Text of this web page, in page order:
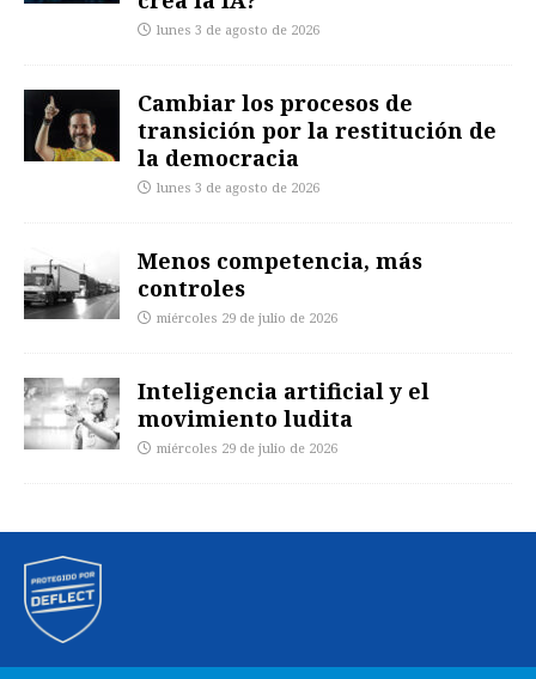
lunes 3 de agosto de 2026
Cambiar los procesos de
transición por la restitución de
la democracia
lunes 3 de agosto de 2026
Menos competencia, más
controles
miércoles 29 de julio de 2026
Inteligencia artificial y el
movimiento ludita
miércoles 29 de julio de 2026